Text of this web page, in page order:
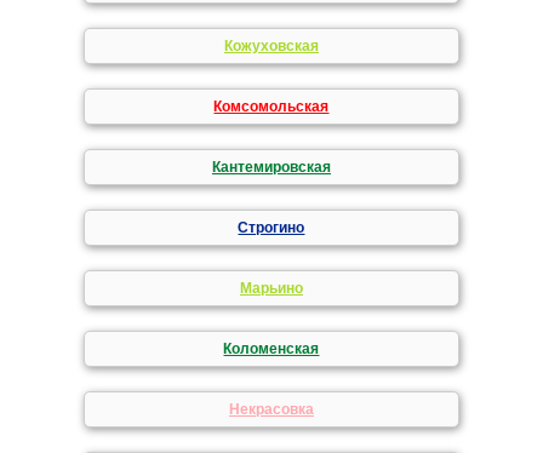
Кожуховская
Комсомольская
Кантемировская
Строгино
Марьино
Коломенская
Некрасовка